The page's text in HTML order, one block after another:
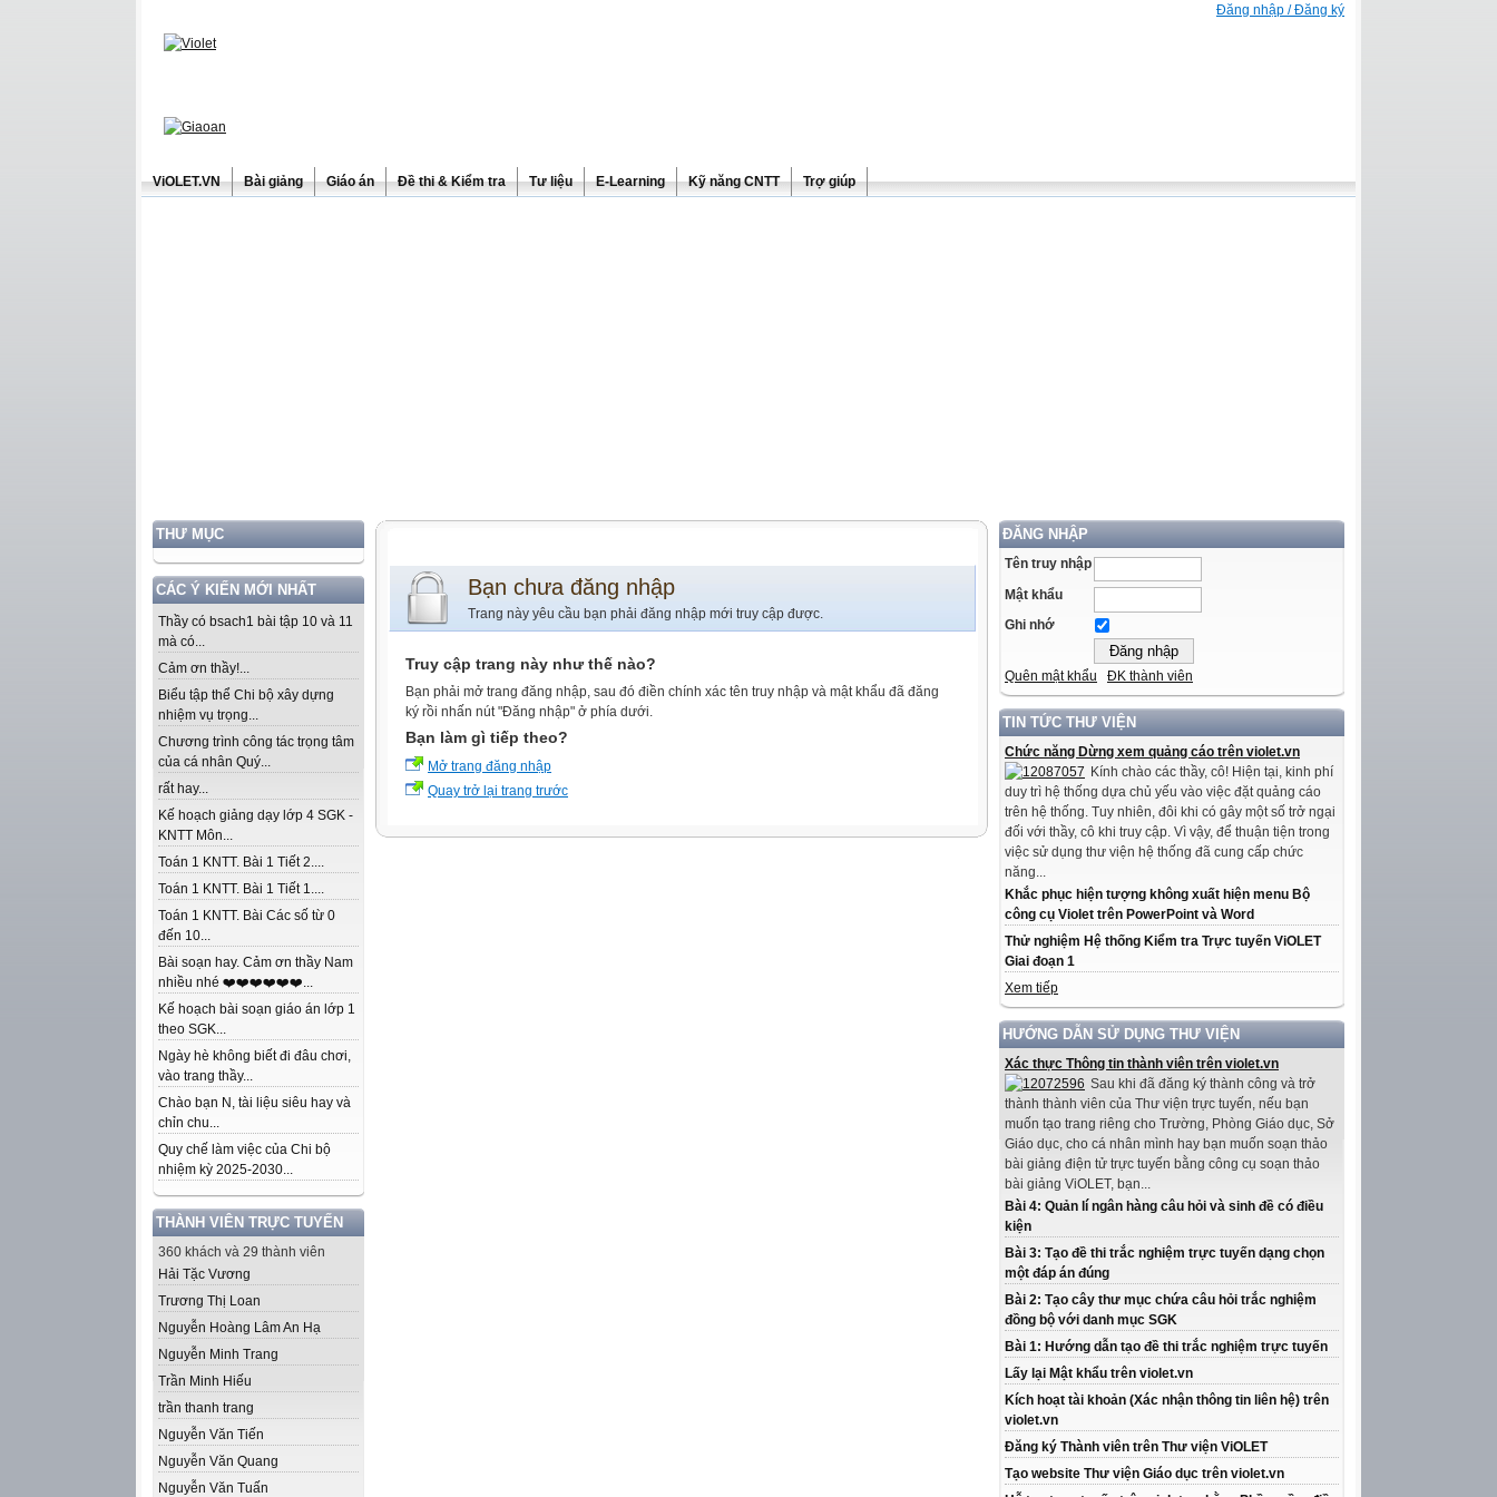
Đăng nhập / Đăng ký
ViOLET.VN Bài giảng Giáo án Đề thi & Kiểm tra Tư liệu E-Learning Kỹ năng CNTT Trợ giúp
THƯ MỤC
CÁC Ý KIẾN MỚI NHẤT
Thầy có bsach1 bài tập 10 và 11
mà có...
Cảm ơn thầy!...
Biểu tập thể Chi bộ xây dựng
nhiệm vụ trọng...
Chương trình công tác trọng tâm
của cá nhân Quý...
rất hay...
Kế hoạch giảng dạy lớp 4 SGK -
KNTT Môn...
Toán 1 KNTT. Bài 1 Tiết 2....
Toán 1 KNTT. Bài 1 Tiết 1....
Toán 1 KNTT. Bài Các số từ 0
đến 10...
Bài soạn hay. Cảm ơn thầy Nam
nhiều nhé ❤️❤️❤️❤️❤️❤️...
Kế hoạch bài soạn giáo án lớp 1
theo SGK...
Ngày hè không biết đi đâu chơi,
vào trang thầy...
Chào bạn N, tài liệu siêu hay và
chỉn chu...
Quy chế làm việc của Chi bộ
nhiệm kỳ 2025-2030...
THÀNH VIÊN TRỰC TUYẾN
360 khách và 29 thành viên
Hải Tặc Vương
Trương Thị Loan
Nguyễn Hoàng Lâm An Hạ
Nguyễn Minh Trang
Trần Minh Hiếu
trần thanh trang
Nguyễn Văn Tiến
Nguyễn Văn Quang
Nguyễn Văn Tuấn
ĐĂNG NHẬP
Tên truy nhập
Mật khẩu
Ghi nhớ
Quên mật khẩu ĐK thành viên
TIN TỨC THƯ VIỆN
Chức năng Dừng xem quảng cáo trên violet.vn
Kính chào các thầy, cô! Hiện tại, kinh phí
duy trì hệ thống dựa chủ yếu vào việc đặt quảng cáo
trên hệ thống. Tuy nhiên, đôi khi có gây một số trở ngại
đối với thầy, cô khi truy cập. Vì vậy, để thuận tiện trong
việc sử dụng thư viện hệ thống đã cung cấp chức
năng...
Khắc phục hiện tượng không xuất hiện menu Bộ
công cụ Violet trên PowerPoint và Word
Thử nghiệm Hệ thống Kiểm tra Trực tuyến ViOLET
Giai đoạn 1
Xem tiếp
HƯỚNG DẪN SỬ DỤNG THƯ VIỆN
Xác thực Thông tin thành viên trên violet.vn
Sau khi đã đăng ký thành công và trở
thành thành viên của Thư viện trực tuyến, nếu bạn
muốn tạo trang riêng cho Trường, Phòng Giáo dục, Sở
Giáo dục, cho cá nhân mình hay bạn muốn soạn thảo
bài giảng điện tử trực tuyến bằng công cụ soạn thảo
bài giảng ViOLET, bạn...
Bài 4: Quản lí ngân hàng câu hỏi và sinh đề có điều
kiện
Bài 3: Tạo đề thi trắc nghiệm trực tuyến dạng chọn
một đáp án đúng
Bài 2: Tạo cây thư mục chứa câu hỏi trắc nghiệm
đồng bộ với danh mục SGK
Bài 1: Hướng dẫn tạo đề thi trắc nghiệm trực tuyến
Lấy lại Mật khẩu trên violet.vn
Kích hoạt tài khoản (Xác nhận thông tin liên hệ) trên
violet.vn
Đăng ký Thành viên trên Thư viện ViOLET
Tạo website Thư viện Giáo dục trên violet.vn
Bạn chưa đăng nhập
Trang này yêu cầu bạn phải đăng nhập mới truy cập được.
Truy cập trang này như thế nào?
Bạn phải mở trang đăng nhập, sau đó điền chính xác tên truy nhập và mật khẩu đã đăng
ký rồi nhấn nút "Đăng nhập" ở phía dưới.
Bạn làm gì tiếp theo?
Mở trang đăng nhập
Quay trở lại trang trước